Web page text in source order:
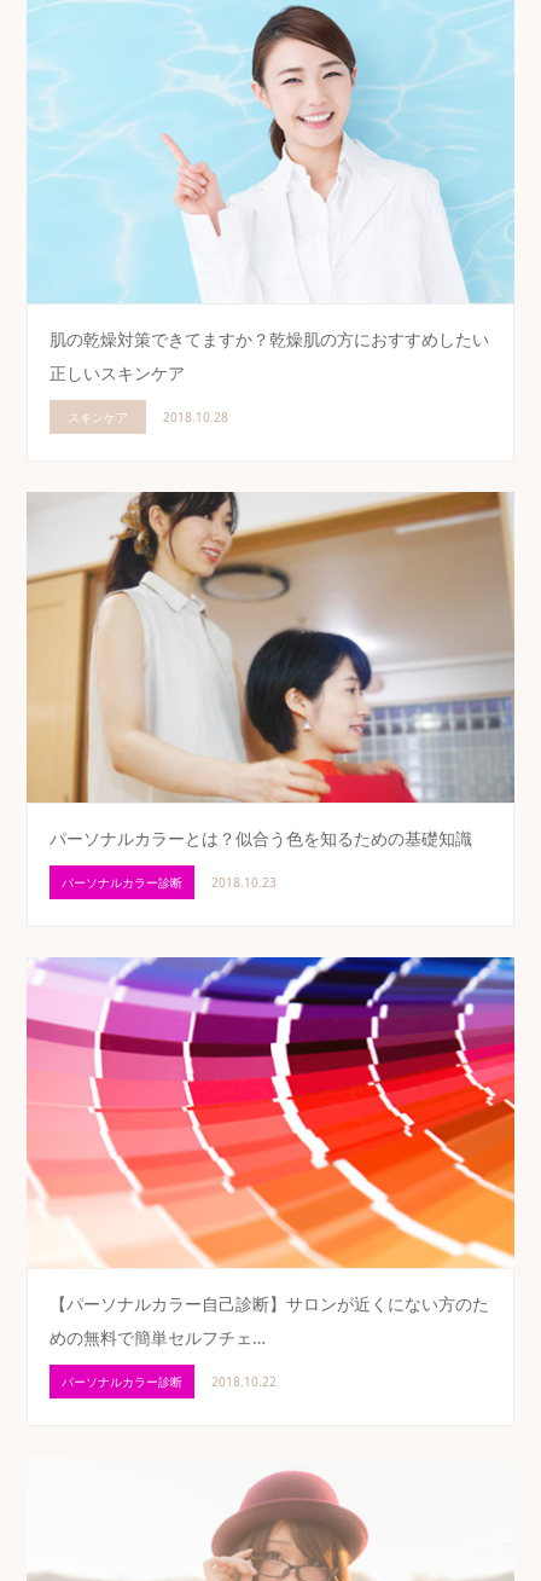
肌の乾燥対策できてますか？乾燥肌の方におすすめしたい
正しいスキンケア
スキンケア 2018.10.28
パーソナルカラーとは？似合う色を知るための基礎知識
パーソナルカラー診断 2018.10.23
【パーソナルカラー自己診断】サロンが近くにない方のた
めの無料で簡単セルフチェ…
パーソナルカラー診断 2018.10.22